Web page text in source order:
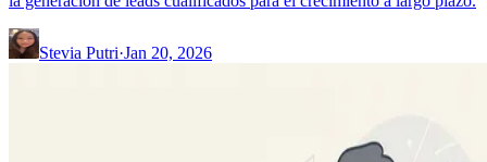
Stevia Putri·Jan 20, 2026